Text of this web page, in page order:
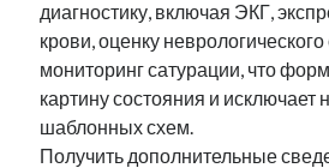
диагностику, включая ЭКГ,
крови, оценку неврологического
мониторинг сатурации, что
картину состояния и исключает
шаблонных схем.
Получить дополнительные